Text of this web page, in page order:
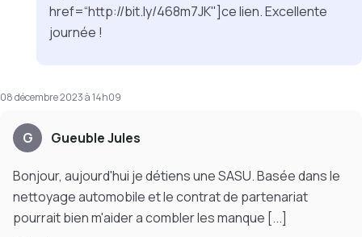
href=“http://bit.ly/468m7JK"]ce lien. Excellente
journée !
08 décembre 2023 à 14h09
G Gueuble Jules
Bonjour, aujourd'hui je détiens une SASU. Basée dans le
nettoyage automobile et le contrat de partenariat
pourrait bien m'aider a combler les manque [...]